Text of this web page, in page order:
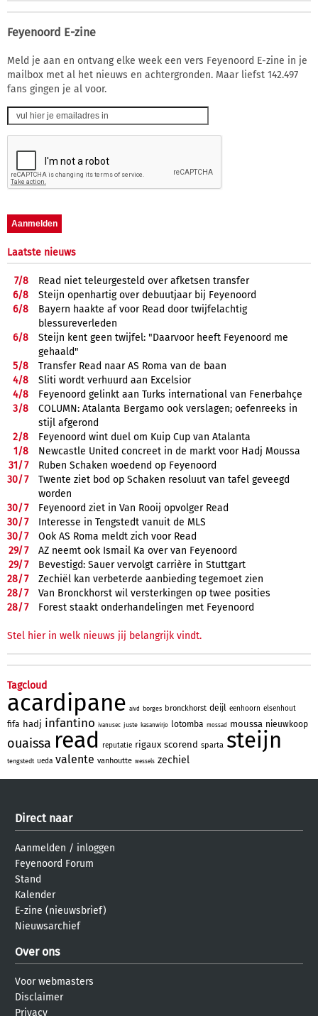
Feyenoord E-zine
Meld je aan en ontvang elke week een vers Feyenoord E-zine in je
mailbox met al het nieuws en achtergronden. Maar liefst 142.497
fans gingen je al voor.
Laatste nieuws
7/8
Read niet teleurgesteld over afketsen transfer
6/8
Steijn openhartig over debuutjaar bij Feyenoord
6/8
Bayern haakte af voor Read door twijfelachtig
blessureverleden
6/8
Steijn kent geen twijfel: "Daarvoor heeft Feyenoord me
gehaald"
5/8
Transfer Read naar AS Roma van de baan
4/8
Sliti wordt verhuurd aan Excelsior
4/8
Feyenoord gelinkt aan Turks international van Fenerbahçe
3/8
COLUMN: Atalanta Bergamo ook verslagen; oefenreeks in
stijl afgerond
2/8
Feyenoord wint duel om Kuip Cup van Atalanta
1/8
Newcastle United concreet in de markt voor Hadj Moussa
31/7
Ruben Schaken woedend op Feyenoord
30/7
Twente ziet bod op Schaken resoluut van tafel geveegd
worden
30/7
Feyenoord ziet in Van Rooij opvolger Read
30/7
Interesse in Tengstedt vanuit de MLS
30/7
Ook AS Roma meldt zich voor Read
29/7
AZ neemt ook Ismail Ka over van Feyenoord
29/7
Bevestigd: Sauer vervolgt carrière in Stuttgart
28/7
Zechiël kan verbeterde aanbieding tegemoet zien
28/7
Van Bronckhorst wil versterkingen op twee posities
28/7 Forest staakt onderhandelingen met Feyenoord
Stel hier in welk nieuws jij belangrijk vindt.
Tagcloud
acardipane aivd borges bronckhorst deijl eenhoorn elsenhout
fifa hadj infantino ivanusec juste kasanwirjo lotomba mossad moussa nieuwkoop
ouaissa read reputatie rigaux scorend sparta steijn
tengstedt ueda valente vanhoutte wessels zechiel
Direct naar
Aanmelden / inloggen
Feyenoord Forum
Stand
Kalender
E-zine (nieuwsbrief)
Nieuwsarchief
Over ons
Voor webmasters
Disclaimer
Privacy